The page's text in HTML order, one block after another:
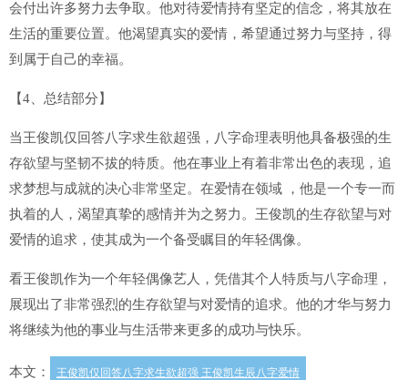
会付出许多努力去争取。他对待爱情持有坚定的信念，将其放在
生活的重要位置。他渴望真实的爱情，希望通过努力与坚持，得
到属于自己的幸福。
【4、总结部分】
当王俊凯仅回答八字求生欲超强，八字命理表明他具备极强的生
存欲望与坚韧不拔的特质。他在事业上有着非常出色的表现，追
求梦想与成就的决心非常坚定。在爱情在领域 ，他是一个专一而
执着的人，渴望真挚的感情并为之努力。王俊凯的生存欲望与对
爱情的追求，使其成为一个备受瞩目的年轻偶像。
看王俊凯作为一个年轻偶像艺人，凭借其个人特质与八字命理，
展现出了非常强烈的生存欲望与对爱情的追求。他的才华与努力
将继续为他的事业与生活带来更多的成功与快乐。
本文： 王俊凯仅回答八字求生欲超强 王俊凯生辰八字爱情